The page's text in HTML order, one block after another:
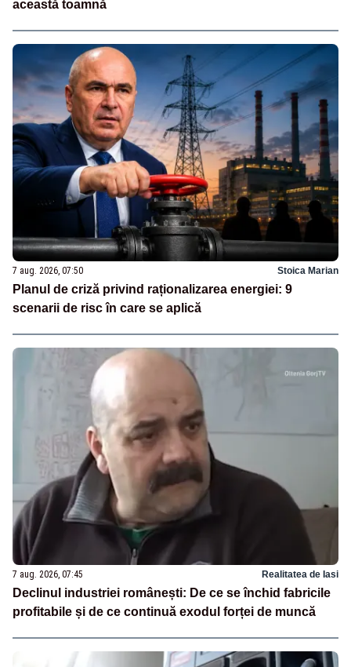
această toamnă
7 aug. 2026, 07:50 Stoica Marian
Planul de criză privind raționalizarea energiei: 9
scenarii de risc în care se aplică
7 aug. 2026, 07:45 Realitatea de Iasi
Declinul industriei românești: De ce se închid fabricile
profitabile și de ce continuă exodul forței de muncă